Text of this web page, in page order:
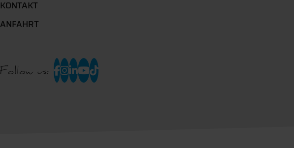
KONTAKT
ANFAHRT
Follow us: